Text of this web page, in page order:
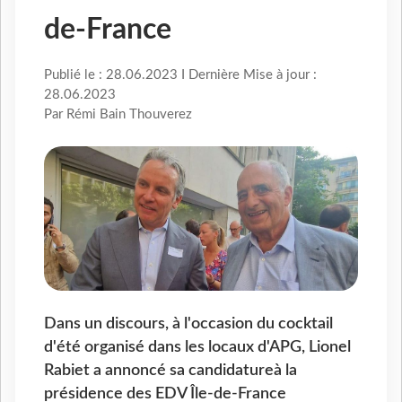
de-France
Publié le : 28.06.2023 I Dernière Mise à jour :
28.06.2023
Par Rémi Bain Thouverez
Dans un discours, à l'occasion du cocktail
d'été organisé dans les locaux d'APG, Lionel
Rabiet a annoncé sa candidatureà la
présidence des EDV Île-de-France